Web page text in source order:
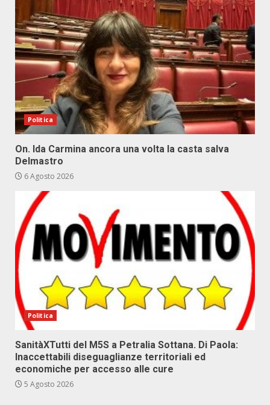
Politica
On. Ida Carmina ancora una volta la casta salva
Delmastro
6 Agosto 2026
Politica
SanitàXTutti del M5S a Petralia Sottana. Di Paola:
Inaccettabili diseguaglianze territoriali ed
economiche per accesso alle cure
5 Agosto 2026